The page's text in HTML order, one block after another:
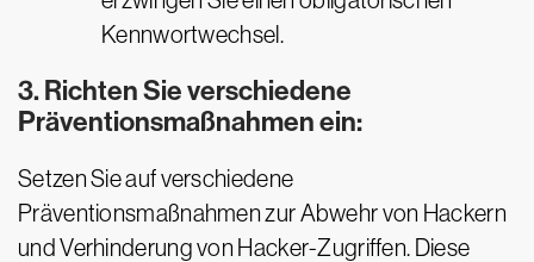
Kennwortwechsel.
3. Richten Sie verschiedene
Präventionsmaßnahmen ein:
Setzen Sie auf verschiedene
Präventionsmaßnahmen zur Abwehr von Hackern
und Verhinderung von Hacker-Zugriffen. Diese